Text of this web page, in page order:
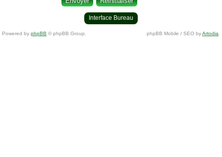
Interface Bureau
Powered by phpBB © phpBB Group. phpBB Mobile / SEO byArtodia